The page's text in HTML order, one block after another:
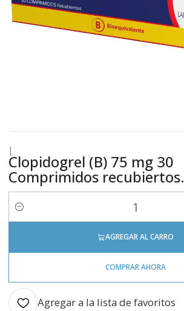
|
Clopidogrel (B) 75 mg 30
Comprimidos recubiertos.
Cantidad
AGREGAR AL CARRO
COMPRAR AHORA
Agregar a la lista de favoritos